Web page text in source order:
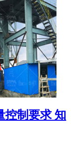
控制要求 知